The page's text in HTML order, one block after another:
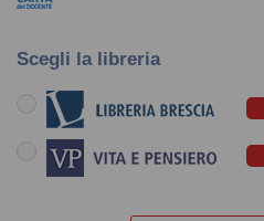
Scegli la libreria